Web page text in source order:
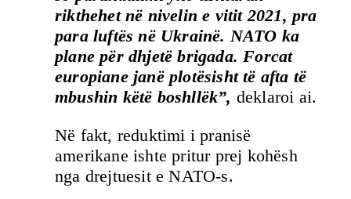
rikthehet në nivelin e vitit 2021, pra
para luftës në Ukrainë. NATO ka
plane për dhjetë brigada. Forcat
europiane janë plotësisht të afta të
mbushin këtë boshllëk”, deklaroi ai.
Në fakt, reduktimi i pranisë
amerikane ishte pritur prej kohësh
nga drejtuesit e NATO-s.